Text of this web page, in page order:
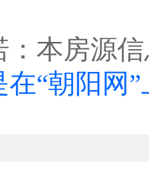
：本房源
“朝阳网